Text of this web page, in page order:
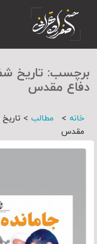
برچسب: تاریخ
دفاع مقدس
خانه > مطالب >
مقدس